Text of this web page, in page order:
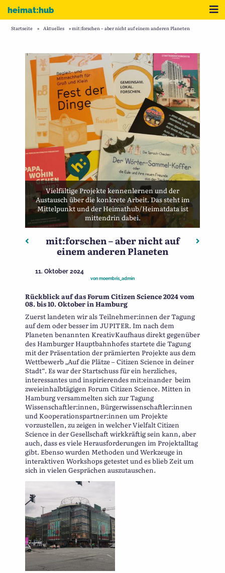
Zum Inhalt
heimat:hub
Startseite » Aktuelles »mit:forschen – aber nicht auf einem anderen Planeten
Vielfältige Projekte kennenlernen und der
Austausch über die konkrete Arbeit. Das steht im
Mittelpunkt und der Heimathub/Heimatdata ist
mittendrin dabei.
Beitragsnavigation
Vorheriger: Tag der offenen Tür im Digitalladen
mit:forschen – aber nicht auf
einem anderen Planeten
11. Oktober 2024
von moembris_admin
Rückblick auf das Forum Citizen Science 2024 vom
08. bis 10. Oktober in Hamburg
Zuerst landeten wir als Teilnehmer:innen der Tagung
auf dem oder besser im JUPITER. Im nach dem
Planeten benannten KreativKaufhaus direkt gegenüber
des Hamburger Hauptbahnhofes startete die Tagung
mit der Präsentation der prämierten Projekte aus dem
Wettbewerb „Auf die Plätze – Citizen Science in deiner
Stadt“. Es war der Startschuss für ein herzliches,
interessantes und inspirierendes mit:einander beim
zweieinhalbtägigen Forum Citizen Science. Mitten in
Hamburg versammelten sich zur Tagung
Wissenschaftler:innen, Bürgerwissenschaftler:innen
und Kooperationspartner:innen um Projekte
vorzustellen, zu zeigen in welcher Vielfalt Citizen
Science in der Gesellschaft wirkkräftig sein kann, aber
auch, dass es viele Herausforderungen im Projektalltag
gibt. Ebenso wurden Methoden und Werkzeuge in
interaktiven Workshops getestet und es blieb Zeit um
sich in vielen Gesprächen auszutauschen.